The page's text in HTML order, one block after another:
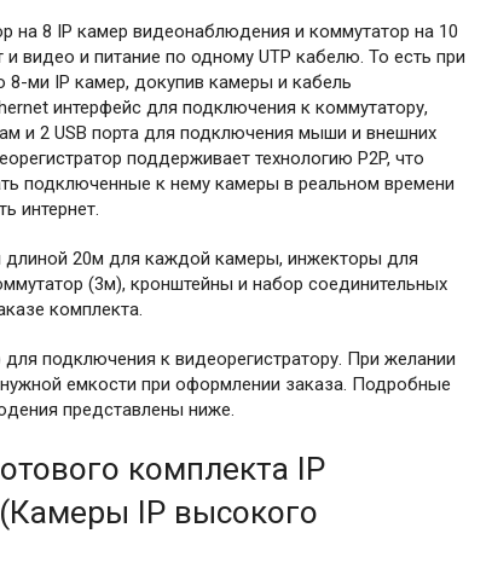
на 8 IP камер видеонаблюдения и коммутатор на 10
видео и питание по одному UTP кабелю. То есть при
ми IP камер, докупив камеры и кабель
интерфейс для подключения к коммутатору,
и 2 USB порта для подключения мыши и внешних
поддерживает технологию P2P, что
подключенные к нему камеры в реальном времени
интернет.
длиной 20м для каждой камеры, инжекторы для
(3м), кронштейны и набор соединительных
комплекта.
подключения к видеорегистратору. При желании
емкости при оформлении заказа. Подробные
представлены ниже.
комплекта IP
IP высокого